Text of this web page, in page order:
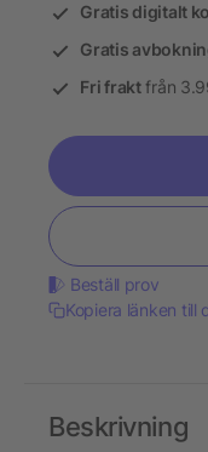
Gratis digitalt
Gratis
Fri fraktfrån
Beställ prov
Kopiera länken till
Beskrivning